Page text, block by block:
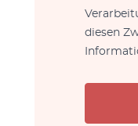
diesen